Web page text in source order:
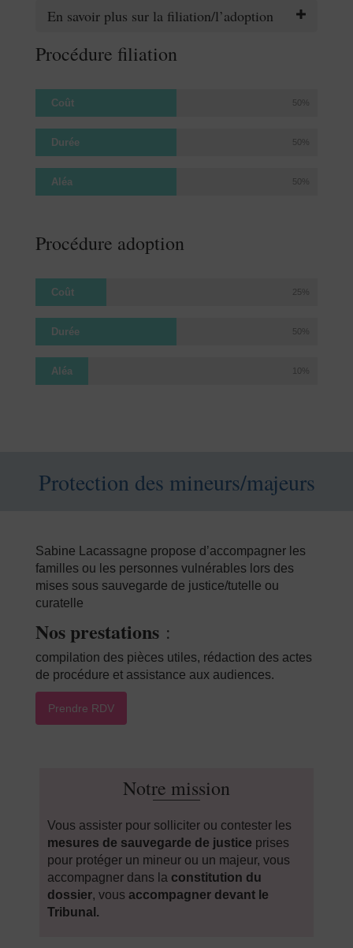
En savoir plus sur la filiation/l’adoption
Procédure filiation
Coût 50%
Durée 50%
Aléa 50%
Procédure adoption
Coût 25%
Durée 50%
Aléa 10%
Protection des mineurs/majeurs
Sabine Lacassagne propose d’accompagner les
familles ou les personnes vulnérables lors des
mises sous sauvegarde de justice/tutelle ou
curatelle
Nos prestations :
compilation des pièces utiles, rédaction des actes
de procédure et assistance aux audiences.
Prendre RDV
Notre mission
Vous assister pour solliciter ou contester les
mesures de sauvegarde de justice prises
pour protéger un mineur ou un majeur, vous
accompagner dans la constitution du
dossier, vous accompagner devant le
Tribunal.